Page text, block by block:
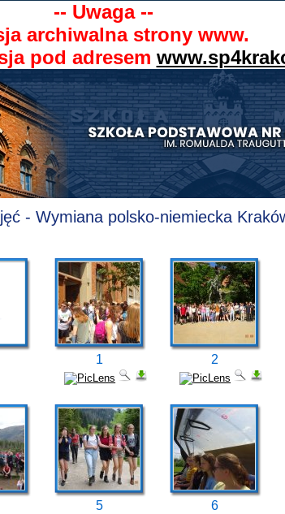
-- Uwaga --
archiwalna strony www.
pod adresem
- Wymiana polsko-niemiecka
1 2
5 6